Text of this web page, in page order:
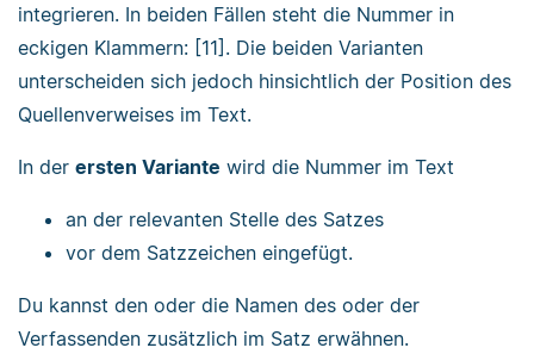
integrieren. In beiden Fällen steht die Nummer in
eckigen Klammern: [11]. Die beiden Varianten
unterscheiden sich jedoch hinsichtlich der Position des
Quellenverweises im Text.
In der ersten Variante wird die Nummer im Text
an der relevanten Stelle des Satzes
vor dem Satzzeichen eingefügt.
Du kannst den oder die Namen des oder der
Verfassenden zusätzlich im Satz erwähnen.